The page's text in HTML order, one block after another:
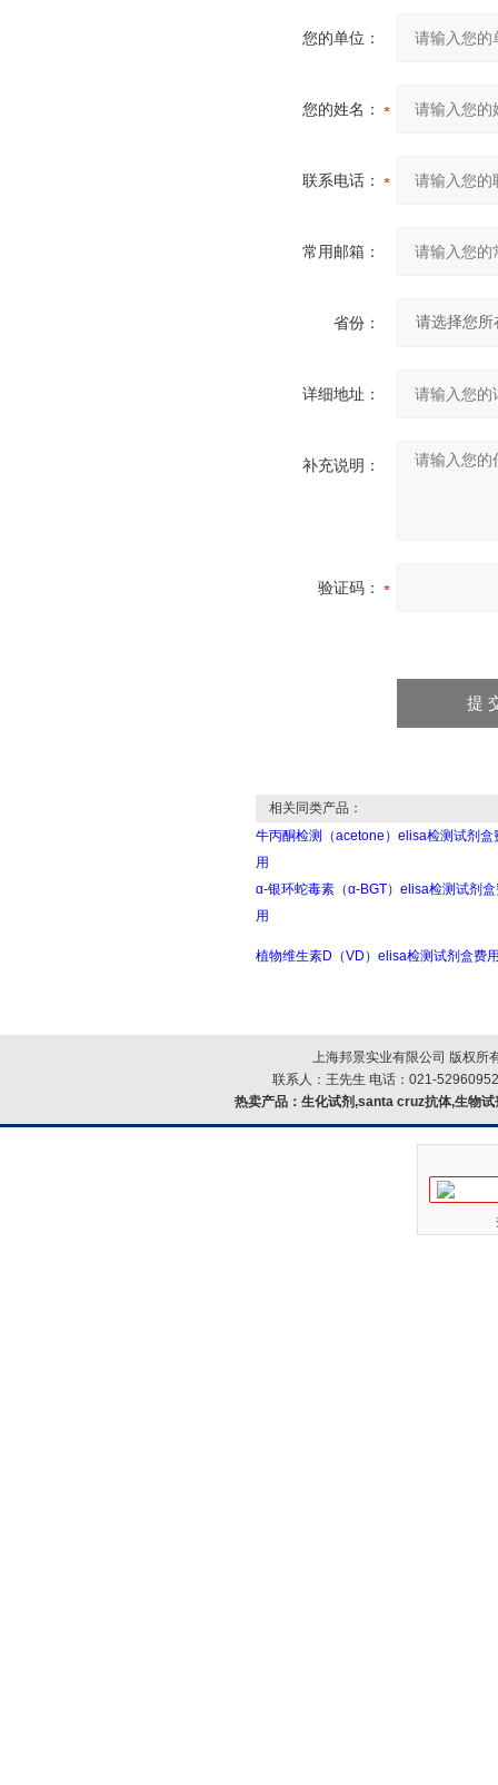
您的单位：
您的姓名：
联系电话：
常用邮箱：
省份：
详细地址：
补充说明：
验证码：
相关同类产品：
牛丙酮检测（acetone）elisa检测试剂盒
用
α-银环蛇毒素（α-BGT）elisa检测试剂
用
植物维生素D（VD）elisa检测试剂盒费
上海邦景实业有限公司 版权所
联系人：王先生 电话：021-
热卖产品： 生化试剂,santa cruz抗体,生物